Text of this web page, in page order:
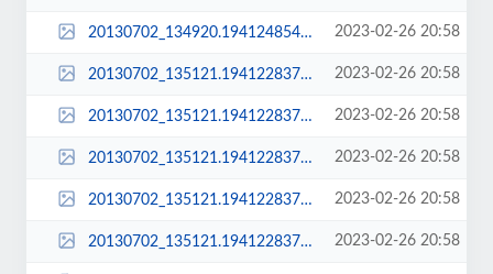
20130702_134920.194124854_std.jpg 2023-02-26 20:58
20130702_135121.194122837.jpg 2023-02-26 20:58
20130702_135121.194122837_large.jpg 2023-02-26 20:58
20130702_135121.194122837_sq_thumb_m.jpg 2023-02-26 20:58
20130702_135121.194122837_sq_thumb_s.jpg 2023-02-26 20:58
20130702_135121.194122837_std.jpg 2023-02-26 20:58